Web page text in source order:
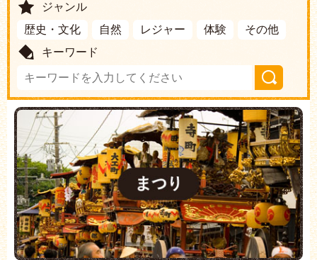
ジャンル
歴史・文化
自然 レジャー 体験
その他
キーワード